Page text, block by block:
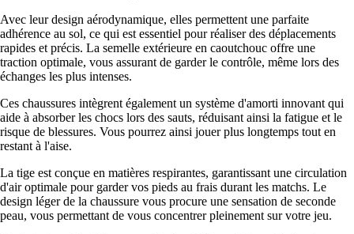
Avec leur design aérodynamique, elles permettent une parfaite
adhérence au sol, ce qui est essentiel pour réaliser des déplacements
rapides et précis. La semelle extérieure en caoutchouc offre une
traction optimale, vous assurant de garder le contrôle, même lors des
échanges les plus intenses.
Ces chaussures intègrent également un système d'amorti innovant qui
aide à absorber les chocs lors des sauts, réduisant ainsi la fatigue et le
risque de blessures. Vous pourrez ainsi jouer plus longtemps tout en
restant à l'aise.
La tige est conçue en matières respirantes, garantissant une circulation
d'air optimale pour garder vos pieds au frais durant les matchs. Le
design léger de la chaussure vous procure une sensation de seconde
peau, vous permettant de vous concentrer pleinement sur votre jeu.